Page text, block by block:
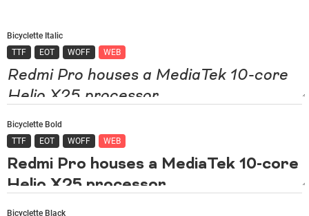
Bicyclette Italic
TTF
EOT WOFF WEB
Bicyclette Bold
TTF
EOT WOFF WEB
Bicyclette Black